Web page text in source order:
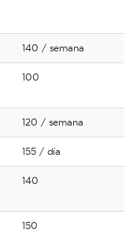
140 / semana
100
120 / semana
155 / día
140
150